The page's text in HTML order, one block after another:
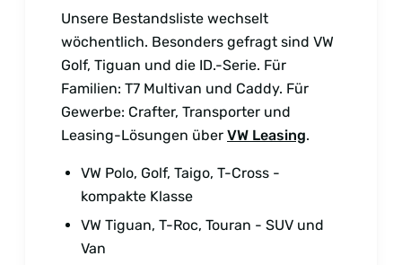
Unsere Bestandsliste wechselt
wöchentlich. Besonders gefragt sind VW
Golf, Tiguan und die ID.-Serie. Für
Familien: T7 Multivan und Caddy. Für
Gewerbe: Crafter, Transporter und
Leasing-Lösungen über VW Leasing.
VW Polo, Golf, Taigo, T-Cross -
kompakte Klasse
VW Tiguan, T-Roc, Touran - SUV und
Van